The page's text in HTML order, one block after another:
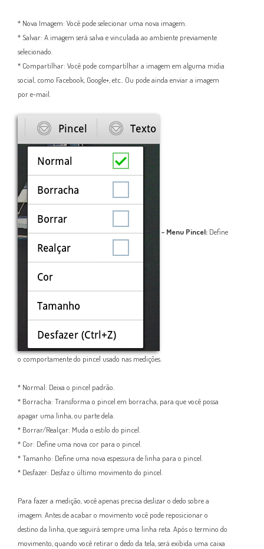
* Nova Imagem: Você pode selecionar uma nova imagem.
* Salvar: A imagem será salva e vinculada ao ambiente previamente
selecionado.
* Compartilhar: Você pode compartilhar a imagem em alguma midia
social, como Facebook, Google+, etc.. Ou pode ainda enviar a imagem
por e-mail.
- Menu Pincel: Define
o comportamente do pincel usado nas medições.
* Normal: Deixa o pincel padrão.
* Borracha: Transforma o pincel em borracha, para que você possa
apagar uma linha, ou parte dela.
* Borrar/Realçar: Muda o estilo do pincel.
* Cor: Define uma nova cor para o pincel.
* Tamanho: Define uma nova espessura de linha para o pincel.
* Desfazer: Desfaz o último movimento do pincel.
Para fazer a medição, você apenas precisa deslizar o dedo sobre a
imagem. Antes de acabar o movimento você pode reposicionar o
destino da linha, que seguirá sempre uma linha reta. Após o termino do
movimento, quando você retirar o dedo da tela, será exibida uma caixa